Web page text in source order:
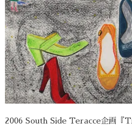
2006 South Side Teracce企画『